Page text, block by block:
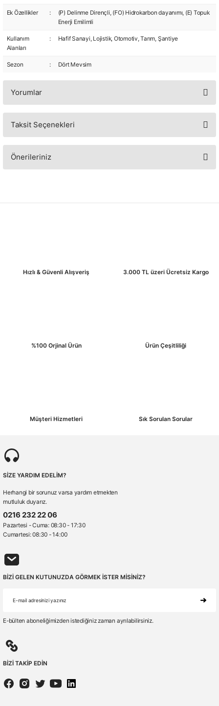
Ek Özellikler :
(P) Delinme Dirençli, (FO) Hidrokarbon dayanımı, (E) Topuk
Enerji Emilimli
Kullanım
Alanları
: Hafif Sanayi, Lojistik, Otomotiv, Tarım, Şantiye
Sezon : Dört Mevsim
Yorumlar
Taksit Seçenekleri
Önerileriniz
Ürün fiyatı diğer sitelerden daha pahalı.
Hızlı & Güvenli Alışveriş 3.000 TL üzeri Ücretsiz Kargo
%100 Orjinal Ürün Ürün Çeşitliliği
Müşteri Hizmetleri Sık Sorulan Sorular
SİZE YARDIM EDELİM?
Herhangi bir sorunuz varsa yardım etmekten
mutluluk duyarız.
0216 232 22 06
Pazartesi - Cuma: 08:30 - 17:30
Cumartesi: 08:30 - 14:00
BİZİ GELEN KUTUNUZDA GÖRMEK İSTER MİSİNİZ?
E-bülten aboneliğimizden istediğiniz zaman ayrılabilirsiniz.
BİZİ TAKİP EDİN